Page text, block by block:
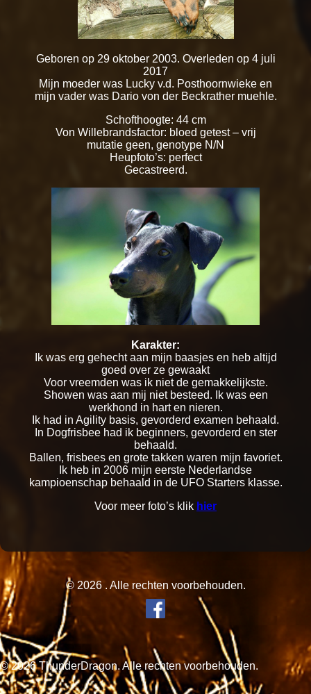
Geboren op 29 oktober 2003. Overleden op 4 juli
2017
Mijn moeder was Lucky v.d. Posthoornwieke en
mijn vader was Dario von der Beckrather muehle.
Schofthoogte: 44 cm
Von Willebrandsfactor: bloed getest – vrij
mutatie geen, genotype N/N
Heupfoto’s: perfect
Gecastreerd.
Karakter:
Ik was erg gehecht aan mijn baasjes en heb altijd
goed over ze gewaakt
Voor vreemden was ik niet de gemakkelijkste.
Showen was aan mij niet besteed. Ik was een
werkhond in hart en nieren.
Ik had in Agility basis, gevorderd examen behaald.
In Dogfrisbee had ik beginners, gevorderd en ster
behaald.
Ballen, frisbees en grote takken waren mijn favoriet.
Ik heb in 2006 mijn eerste Nederlandse
kampioenschap behaald in de UFO Starters klasse.
Voor meer foto’s klik hier
© 2026 . Alle rechten voorbehouden.
© 2026 ThunderDragon. Alle rechten voorbehouden.